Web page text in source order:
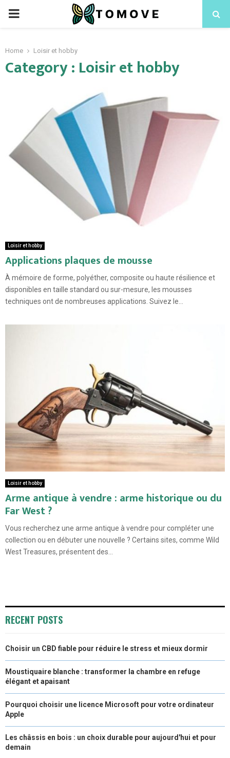
PRIMARY
Home Loisir et hobby
Category : Loisir et hobby
Loisir et hobby
Applications plaques de mousse
À mémoire de forme, polyéther, composite ou haute résilience et
disponibles en taille standard ou sur-mesure, les mousses
techniques ont de nombreuses applications. Suivez le...
Loisir et hobby
Arme antique à vendre : arme historique ou du
Far West ?
Vous recherchez une arme antique à vendre pour compléter une
collection ou en débuter une nouvelle ? Certains sites, comme Wild
West Treasures, présentent des...
RECENT POSTS
Choisir un CBD fiable pour réduire le stress et mieux dormir
Moustiquaire blanche : transformer la chambre en refuge
élégant et apaisant
Pourquoi choisir une licence Microsoft pour votre ordinateur
Apple
Les châssis en bois : un choix durable pour aujourd'hui et pour
demain